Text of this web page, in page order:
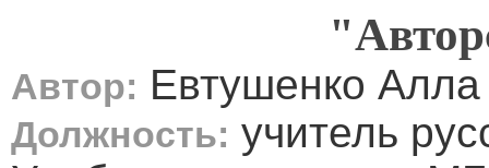
Автор: Евтушенко
Должность: учитель